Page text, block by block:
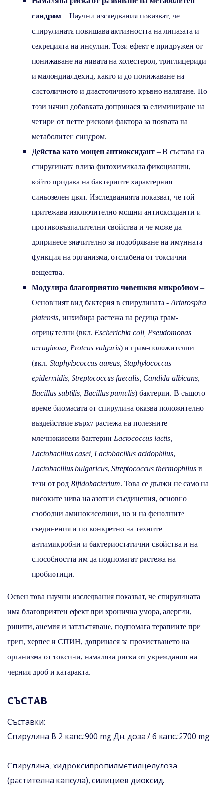
синдром – Научни изследвания показват, че
спирулината повишава активността на липазата и
секрецията на инсулин. Този ефект е придружен от
понижаване на нивата на холестерол, триглицериди
и малондиалдехид, както и до понижаване на
систоличното и диастоличното кръвно налягане. По
този начин добавката допринася за елиминиране на
четири от петте рискови фактора за появата на
метаболитен синдром.
Действа като мощен антиоксидант – В състава на
спирулината влиза фитохимикала фикоцианин,
който придава на бактериите характерния
синьозелен цвят. Изследванията показват, че той
притежава изключително мощни антиоксиданти и
противовъзпалителни свойства и че може да
допринесе значително за подобряване на имунната
функция на организма, отслабена от токсични
вещества.
Модулира благоприятно човешкия микробиом –
Основният вид бактерия в спирулината - Arthrospira
platensis, инхибира растежа на редица грам-
отрицателни (вкл. Escherichia coli, Pseudomonas
aeruginosa, Proteus vulgaris) и грам-положителни
(вкл. Staphylococcus aureus, Staphylococcus
epidermidis, Streptococcus faecalis, Candida albicans,
Bacillus subtilis, Bacillus pumulis) бактерии. В същото
време биомасата от спирулина оказва положително
въздействие върху растежа на полезните
млечнокисели бактерии Lactococcus lactis,
Lactobacillus casei, Lactobacillus acidophilus,
Lactobacillus bulgaricus, Streptococcus thermophilus и
тези от род Bifidobacterium. Това се дължи не само на
високите нива на азотни съединения, основно
свободни аминокиселини, но и на фенолните
съединения и по-конкретно на техните
антимикробни и бактериостатични свойства и на
способността им да подпомагат растежа на
пробиотици.
Освен това научни изследвания показват, че спирулината
има благоприятен ефект при хронична умора, алергии,
ринити, анемия и затлъстяване, подпомага терапиите при
грип, херпес и СПИН, допринася за прочистването на
организма от токсини, намалява риска от увреждания на
черния дроб и катаракта.
СЪСТАВ
Съставки:
Спирулина В 2 капс.:900 mg Дн. доза / 6 капс.:2700 mg
Спирулина, хидроксипропилметилцелулоза
(растителна капсула), силициев диоксид.